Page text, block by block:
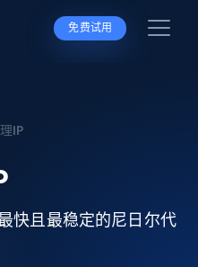
免费试用
IP
快且最稳定的尼日尔代